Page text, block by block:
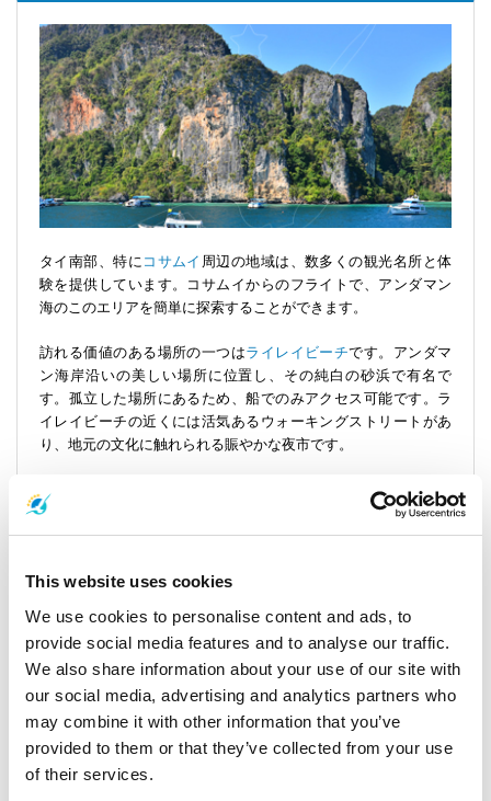
This website uses cookies
We use cookies to personalise content and ads, to
provide social media features and to analyse our traffic.
We also share information about your use of our site with
our social media, advertising and analytics partners who
may combine it with other information that you’ve
provided to them or that they’ve collected from your use
of their services.
タイ南部、特に コサムイ 周辺の地域は、数多くの観光名所と体
験を提供しています。コサムイからのフライトで、アンダマン
海のこのエリアを簡単に探索することができます。
訪れる価値のある場所の一つはライレイビーチです。アンダマ
ン海岸沿いの美しい場所に位置し、その純白の砂浜で有名で
す。孤立した場所にあるため、船でのみアクセス可能です。ラ
イレイビーチの近くには活気あるウォーキングストリートがあ
り、地元の文化に触れられる賑やかな夜市です。
クラビタウン
は海岸から数マイルのところにあります。本格的
なタイの体験が楽しめる場所で、バックパッカー向けのホステ
ルから高級5つ星リゾートまで、多彩な宿泊オプションがありま
様々な都市や国からクラビへのアクセスを容易にしています。
これにはコサムイからのフライトも含まれます。
この便利さにより、クラビとその周辺の観光地がさらに探検し
やすくなりました。ここから、カオカナップナム洞窟、プラナ
ンビーチ、タイガーケーブ寺院、美しいクラビ川を訪れるのは